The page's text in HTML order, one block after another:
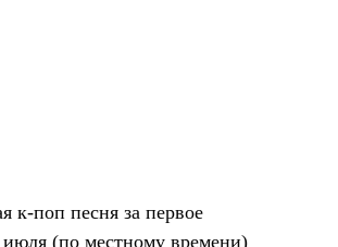
к-поп песня за первое
июля (по местному времени)